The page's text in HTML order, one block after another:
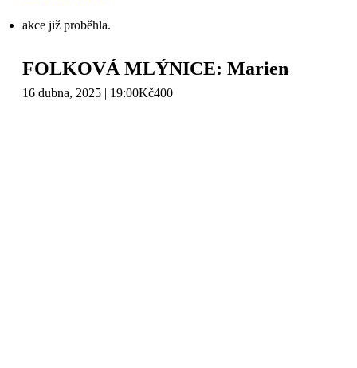
akce již proběhla.
FOLKOVÁ MLÝNICE: Marien
16 dubna, 2025 | 19:00Kč400